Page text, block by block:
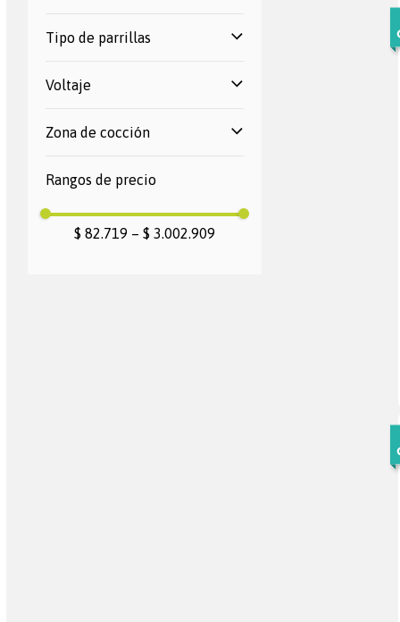
Automático
Estufa de piso, Estufa de
mesa, Cocineta
Platina
Alambr´ón
Tipo de parrillas
Hierro fundido
Voltaje
120V
Zona de cocción
NO
Rangos de precio
$ 82.719 – $ 3.002.909